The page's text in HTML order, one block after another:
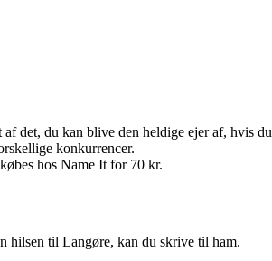
det, du kan blive den heldige ejer af, hvis du
konkurrencer.
hos Name It for 70 kr.
hilsen til Langøre, kan du skrive til ham.